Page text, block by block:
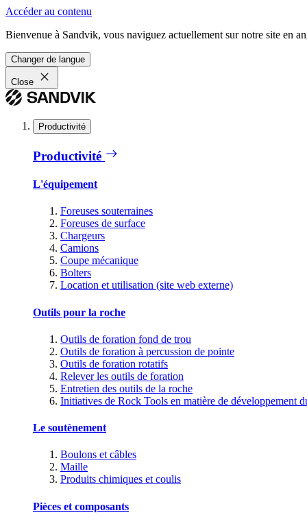
Accéder au contenu
Bienvenue à Sandvik, vous naviguez actuellement sur notre site en
Changer de langue
Close
Productivité
Productivité
L'équipement
Foreuses souterraines
Foreuses de surface
Chargeurs
Camions
Coupe mécanique
Bolters
Location et utilisation (site web externe)
Outils pour la roche
Outils de foration fond de trou
Outils de foration à percussion de pointe
Outils de foration rotatifs
Relever les outils de foration
Entretien des outils de la roche
Initiatives de Rock Tools en matière de développement
Le soutènement
Boulons et câbles
Maille
Produits chimiques et coulis
Pièces et composants